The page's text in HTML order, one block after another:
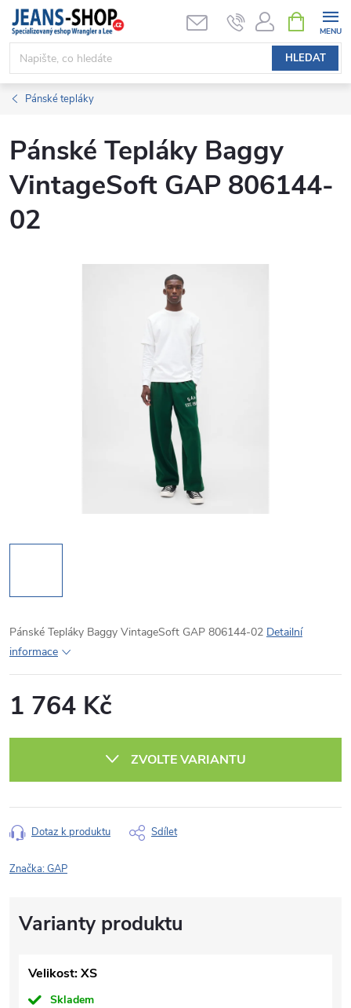
Přejít
obsah
HLEDAT
NÁKUPNÍ
KOŠÍK
Pánské tepláky
Pánské Tepláky Baggy
VintageSoft GAP 806144-
02
Pánské Tepláky Baggy VintageSoft GAP 806144-02 Detailní
informace
1 764 Kč
ZVOLTE VARIANTU
Dotaz k produktu Sdílet
Značka:GAP
Velikost: XS
Skladem